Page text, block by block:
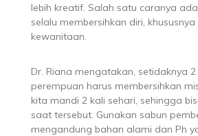
lebih kreatif. Salah satu caranya
selalu membersihkan diri,
kewanitaan.
Dr. Riana mengatakan, setidaknya
perempuan harus membersihkan
kita mandi 2 kali sehari, sehingga
saat tersebut. Gunakan sabun
mengandung bahan alami dan Ph